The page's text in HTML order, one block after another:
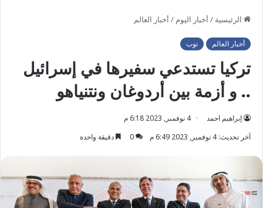
الرئيسية / أخبار اليوم / أخبار العالم
أخبار العالم توب
تركيا تستدعي سفيرها في إسرائيل
.. و أزمة بين أردوغان ونتنياهو
إبراهيم احمد
4 نوفمبر, 2023 6:18 م
آخر تحديث: 4 نوفمبر, 2023 6:49 م
0 دقيقة واحدة